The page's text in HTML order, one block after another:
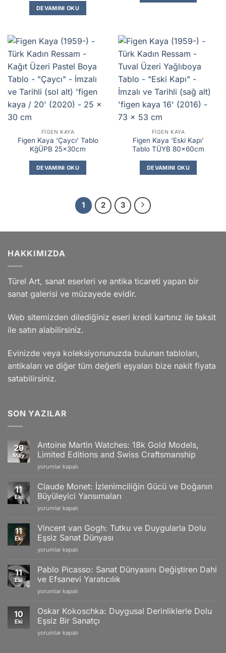
DEVAMINI OKU
FIGEN KAYA
Figen Kaya ‘Çaycı’ Tablo
KğÜPB 25x30cm
DEVAMINI OKU
FIGEN KAYA
Figen Kaya ‘Eski Kapı’
Tablo TÜYB 80x60cm
DEVAMINI OKU
1 2 3
HAKKIMIZDA
Türel Art, sanat eserleri ve antika ticareti yapan bir
sanat galerisi ve müzayede evidir.
Web sitemizden dilediğiniz eseri kredi kartınız ile taksit
ile satın alabilirsiniz.
Evinizde veya koleksiyonunuzda bulunan tabloları,
antikaları ve diğer tüm değerli eşyaları bize nakit fiyata
satabilirsiniz.
SON YAZILAR
29
May
Antoine Martin Watches: 18k Gold Models,
Limited Editions and Swiss Craftsmanship
Antoine
Watches:
18k
Gold
Models,
Editions
and
Swiss
Craftsmanship
yorumlar kapalı
11
Eki
Claude Monet: İzlenimciliğin Gücü ve Doğanın
Büyüleyici Yansımaları
Claude
İzlenimciliğin
Gücü
ve
Doğanın
Yansımaları
için
yorumlar kapalı
11
Eki
Vincent van Gogh: Tutku ve Duygularla Dolu
Eşsiz Sanat Dünyası
Vincent
Gogh:
Tutku
ve
Duygularla
Eşsiz
Sanat
Dünyası
için
yorumlar kapalı
11
Eki
Pablo Picasso: Sanat Dünyasını Değiştiren Dahi
ve Efsanevi Yaratıcılık
Pablo
Sanat
Dünyasını
Değiştiren
Dahi
yorumlar kapalı
10
Eki
Oskar Kokoschka: Duygusal Derinliklerle Dolu
Eşsiz Bir Sanatçı
Oskar
yorumlar kapalı